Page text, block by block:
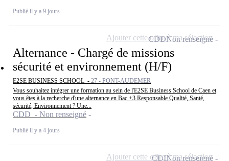
Publié il y a 9 jours
Alternance - Chargé de missions
sécurité et environnement (H/F)
E2SE BUSINESS SCHOOL - 27 - PONT-AUDEMER
Vous souhaitez intégrer une formation au sein de l'E2SE Business School de Caen et
vous êtes à la recherche d'une alternance en Bac +3 Responsable Qualité, Santé,
sécurité, Environnement ? Une...
CDD - Non renseigné
Publié il y a 4 jours
CDDNon renseigné
Ajouter cette offre à ma sélection
CDINon renseigné
Ajouter cette offre à ma sélection